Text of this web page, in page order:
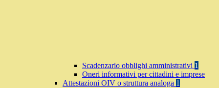
Scadenzario obblighi amministrativi 1
Oneri informativi per cittadini e imprese
Attestazioni OIV o struttura analoga 1